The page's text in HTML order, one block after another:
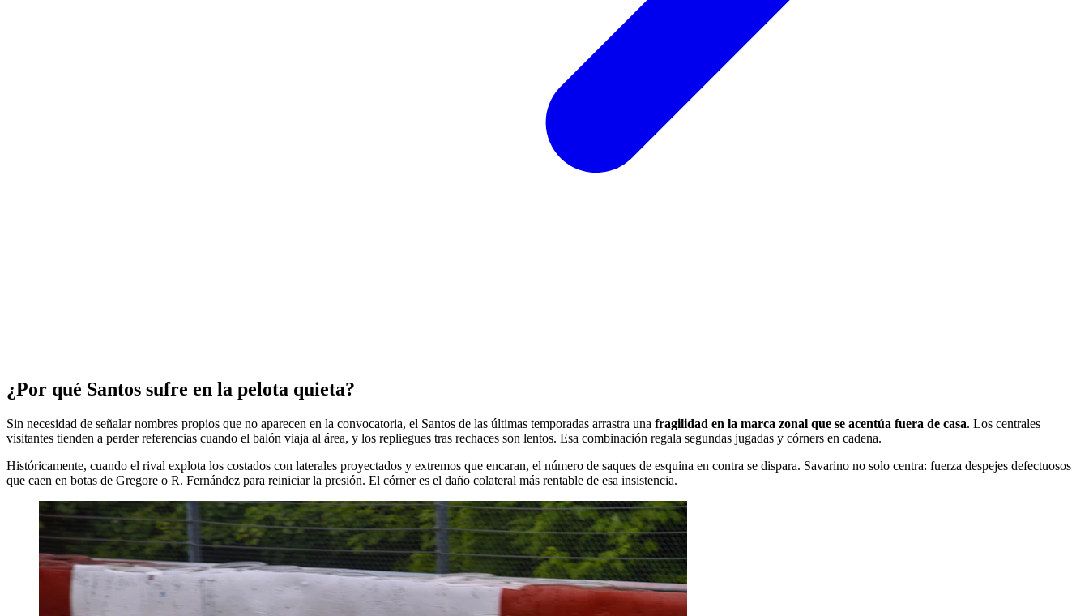
¿Por qué Santos sufre en la pelota quieta?
Sin necesidad de señalar nombres propios que no aparecen en la convocatoria, el Santos de las últimas temporadas arrastra una fragilidad en la marca zonal que se acentúa fuera de casa. Los centrales
visitantes tienden a perder referencias cuando el balón viaja al área, y los repliegues tras rechaces son lentos. Esa combinación regala segundas jugadas y córners en cadena.
Históricamente, cuando el rival explota los costados con laterales proyectados y extremos que encaran, el número de saques de esquina en contra se dispara. Savarino no solo centra: fuerza despejes defectuosos
que caen en botas de Gregore o R. Fernández para reiniciar la presión. El córner es el daño colateral más rentable de esa insistencia.